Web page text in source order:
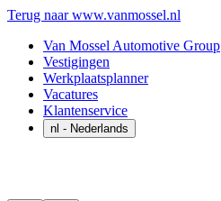
Terug naar www.vanmossel.nl
Van Mossel Automotive Group
Vestigingen
Werkplaatsplanner
Vacatures
Klantenservice
nl - Nederlands